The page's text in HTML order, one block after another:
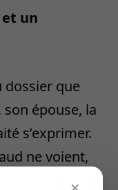
et un
dossier que
son épouse, la
s’exprimer.
ne voient,